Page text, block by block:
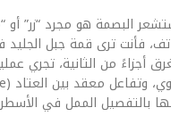
البصمة هو مجرد “زر”
فأنت ترى قمة جبل
أجزاءً من الثانية، تجري